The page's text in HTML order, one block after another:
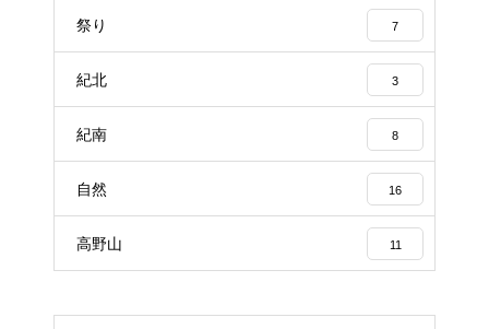
祭り 7
紀北 3
紀南 8
自然 16
高野山 11